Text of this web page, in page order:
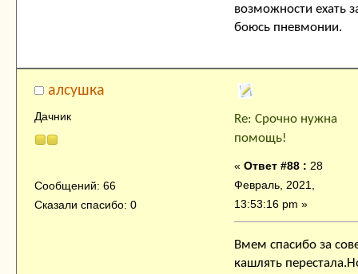
возможности ехать
боюсь пневмонии.
алсушка
Дачник
Сообщений: 66
Сказали спасибо: 0
Re: Срочно нужна
помощь!
« Ответ #88 : 28
Февраль, 2021,
13:53:16 pm »
Вмем спасибо за
кашлять